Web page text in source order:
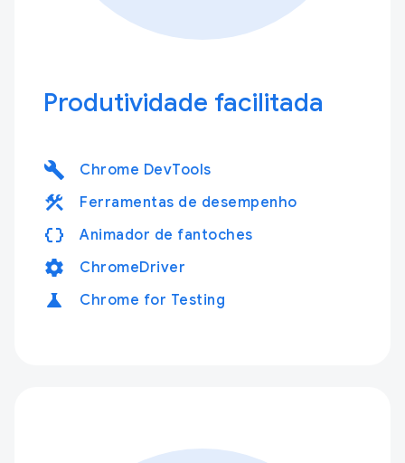
Produtividade facilitada
build Chrome DevTools
construction Ferramentas de desempenho
data_object Animador de fantoches
settings ChromeDriver
science Chrome for Testing